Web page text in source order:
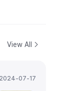
View All
2024-07-17